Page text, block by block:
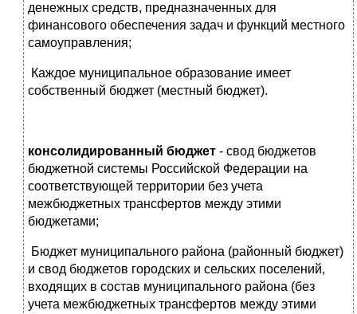
денежных средств, предназначенных для
финансового обеспечения задач и функций местного
самоуправления;
Каждое муниципальное образование имеет
собственный бюджет (местный бюджет).
консолидированный бюджет - свод бюджетов
бюджетной системы Российской Федерации на
соответствующей территории без учета
межбюджетных трансфертов между этими
бюджетами;
Бюджет муниципального района (районный бюджет)
и свод бюджетов городских и сельских поселений,
входящих в состав муниципального района (без
учета межбюджетных трансфертов между этими